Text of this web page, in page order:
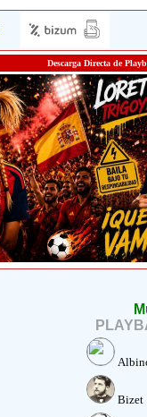
Descarga Directa de
Bizet